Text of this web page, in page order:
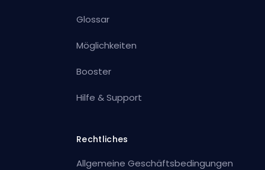
Glossar
Möglichkeiten
Booster
Hilfe & Support
Rechtliches
Allgemeine Geschäftsbedingungen